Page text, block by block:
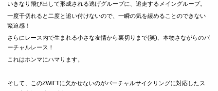
いきなり飛び出して形成される逃げグループに、追走するメイングループ。
一度千切れると二度と追い付けないので、一瞬の気を緩めることのできない
緊迫感！
さらにレース内で生まれる小さな友情から裏切りまで(笑)、本物さながらのバ
ーチャルレース！
これはホンマにハマります。
そして、このZWIFTに欠かせないのがバーチャルサイクリングに対応したス